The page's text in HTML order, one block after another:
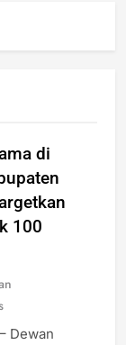
di
100
Dewan